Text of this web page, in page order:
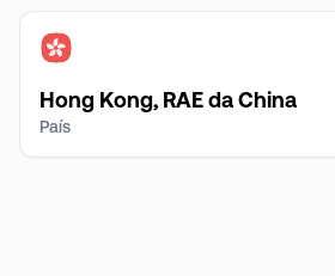
Hong Kong, RAE da China
País